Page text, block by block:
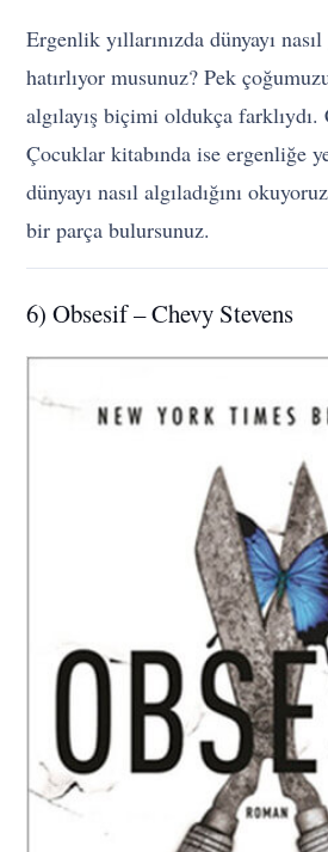
Ergenlik yıllarınızda dünyayı
hatırlıyor musunuz? Pek
algılayış biçimi oldukça farklıydı.
Çocuklar kitabında ise ergenliğe
dünyayı nasıl algıladığını
bir parça bulursunuz.
6) Obsesif – Chevy Stevens